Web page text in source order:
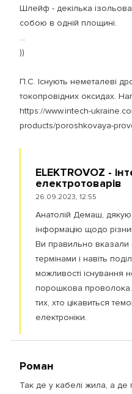
Шлейф - декілька
собою в одній площині.
...
))
П.С. Існують неметалеві
токопровідних оксидах.
https://www.intech-
products/poroshkovaya-
ELEKTROVOZ -
електротоварів
26.09.2023, 12:55
Анатолій Демаш,
інформацію щодо
Ви правильно вказали
термінами і навіть
можливості існування
порошкова
тих, хто цікавиться
електроніки.
Роман
Так де у кабелі жила, а де